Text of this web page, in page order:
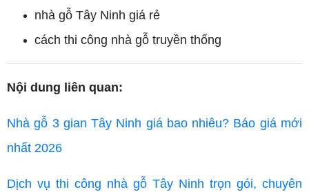
nhà gỗ Tây Ninh giá rẻ
cách thi công nhà gỗ truyền thống
Nội dung liên quan:
Nhà gỗ 3 gian Tây Ninh giá bao nhiêu? Báo giá mới
nhất 2026
Dịch vụ thi công nhà gỗ Tây Ninh trọn gói, chuyên